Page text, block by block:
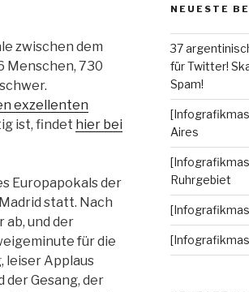
zwischen dem
Menschen, 730
exzellenten
ist, findet hier bei
Europapokals der
statt. Nach
und der
für die
leiser Applaus
der Gesang, der
NEUESTE
37
für Twitter!
Spam!
Aires
Ruhrgebiet